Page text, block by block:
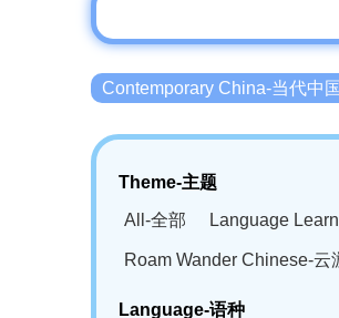
Contemporary China-当代中国
Theme-主题
All-全部
Language
Roam Wander Chinese-云
Language-语种